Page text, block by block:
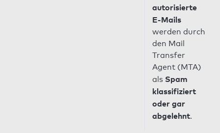
autorisierte
E-Mails
werden durch
den Mail
Transfer
Agent (MTA)
als Spam
klassifiziert
oder gar
abgelehnt.